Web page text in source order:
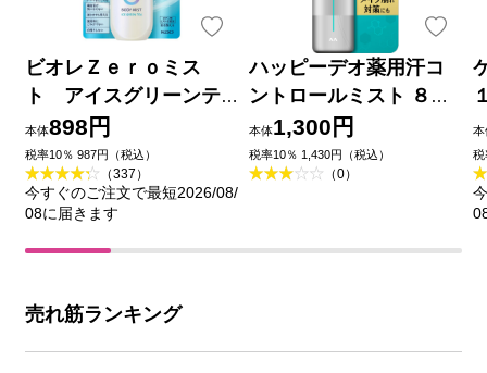
ビオレＺｅｒｏミス
ト アイスグリーンテ
ィーの香り ６０ｍＬ 花
王
本体898円
税率10％ 987円（税込）
（337）
今すぐのご注文で最短2026/08/
08に届きます
ハッピーデオ薬用汗コ
ントロールミスト ８０
ｍｌ マンダム (医薬部外
品)
本体1,300円
税率10％ 1,430円（税込）
（0）
本
税
売れ筋ランキング